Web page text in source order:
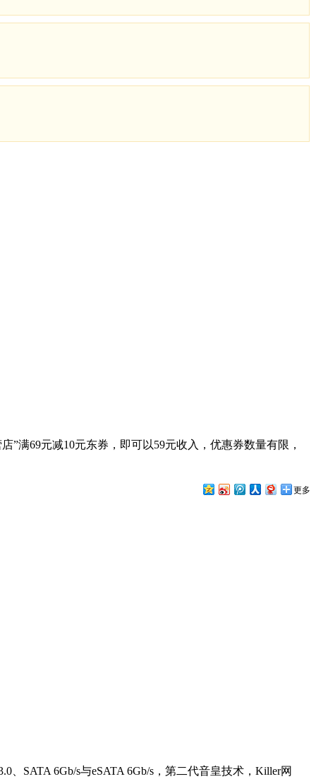
满69元减10元东券，即可以59元收入，优惠券数量有限，
更多
SATA 6Gb/s与eSATA 6Gb/s，第二代音皇技术，Killer网